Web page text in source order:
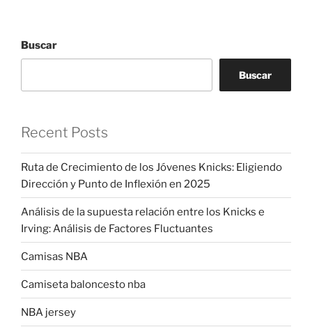
Buscar
Buscar
Recent Posts
Ruta de Crecimiento de los Jóvenes Knicks: Eligiendo
Dirección y Punto de Inflexión en 2025
Análisis de la supuesta relación entre los Knicks e
Irving: Análisis de Factores Fluctuantes
Camisas NBA
Camiseta baloncesto nba
NBA jersey